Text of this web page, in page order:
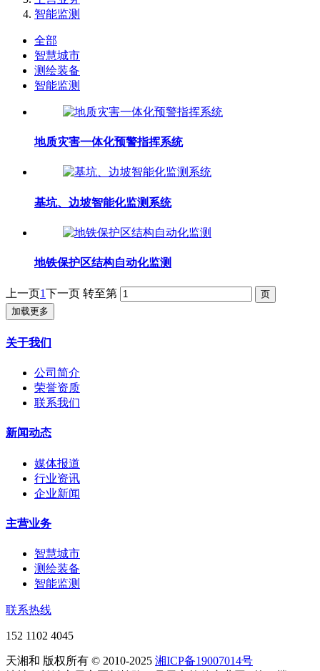
智能监测
全部
智慧城市
测绘装备
智能监测
地质灾害一体化预警指挥系统
基坑、边坡智能化监测系统
地铁保护区结构自动化监测
上一页 1 下一页 转至第
加载更多
关于我们
公司简介
荣誉资质
联系我们
新闻动态
媒体报道
行业资讯
企业新闻
主营业务
智慧城市
测绘装备
智能监测
联系热线
152 1102 4045
天湘和 版权所有 © 2010-2025 湘ICP备19007014号